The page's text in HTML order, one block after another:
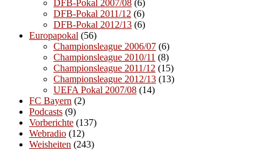
DFB-Pokal 2007/08 (6)
DFB-Pokal 2011/12 (6)
DFB-Pokal 2012/13 (6)
Europapokal (56)
Championsleague 2006/07 (6)
Championsleague 2010/11 (8)
Championsleague 2011/12 (15)
Championsleague 2012/13 (13)
UEFA Pokal 2007/08 (14)
FC Bayern (2)
Podcasts (9)
Vorberichte (137)
Webradio (12)
Weisheiten (243)